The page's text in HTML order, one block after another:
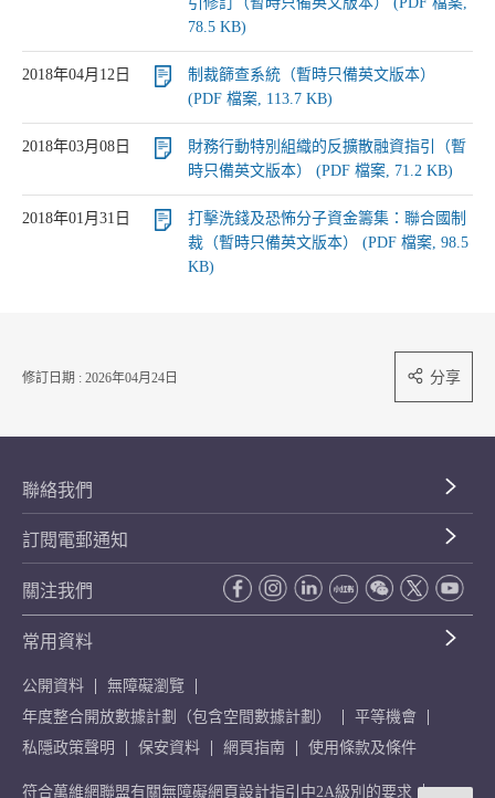
78.5 KB)
2018年04月12日
制裁篩查系統（暫時只備英文版本）
(PDF 檔案, 113.7 KB)
2018年03月08日
財務行動特別組織的反擴散融資指引（暫
時只備英文版本） (PDF 檔案, 71.2 KB)
2018年01月31日
打擊洗錢及恐怖分子資金籌集：聯合國制
裁（暫時只備英文版本） (PDF 檔案, 98.5
KB)
修訂日期 : 2026年04月24日 分享
聯絡我們
訂閱電郵通知
關注我們
常用資料
公開資料
無障礙瀏覽
年度整合開放數據計劃（包含空間數據計劃）
平等機會
私隱政策聲明
保安資料 網頁指南 使用條款及條件
符合萬維網聯盟有關無障礙網頁設計指引中2A級別的要求